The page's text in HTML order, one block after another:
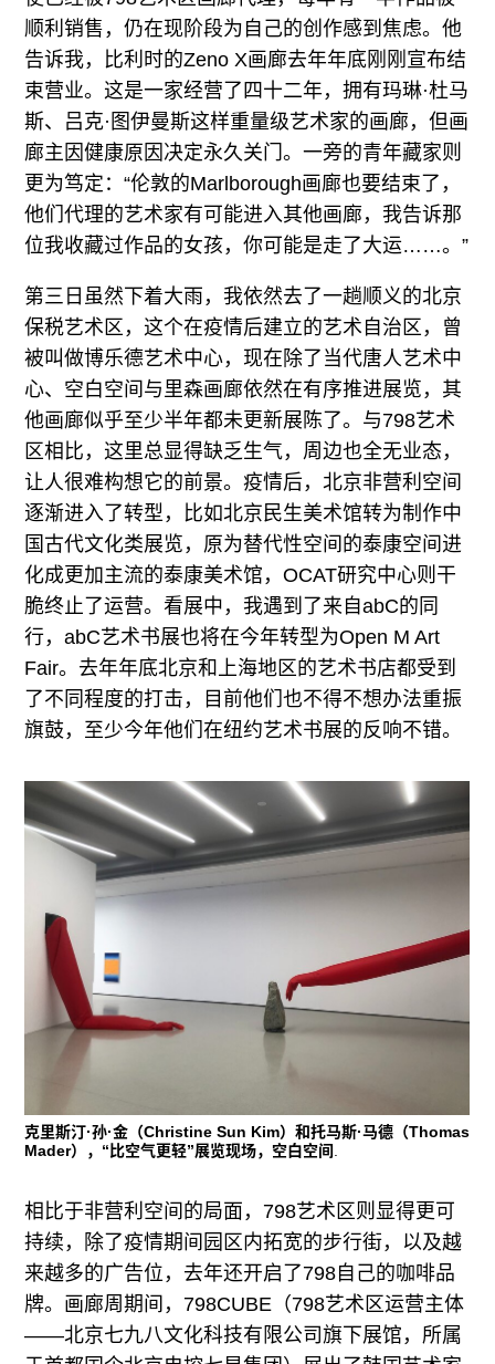
顺利销售，仍在现阶段为自己的创作感到焦虑。他
告诉我，比利时的Zeno X画廊去年年底刚刚宣布结
束营业。这是一家经营了四十二年，拥有玛琳·杜马
斯、吕克·图伊曼斯这样重量级艺术家的画廊，但画
廊主因健康原因决定永久关门。一旁的青年藏家则
更为笃定：“伦敦的Marlborough画廊也要结束了，
他们代理的艺术家有可能进入其他画廊，我告诉那
位我收藏过作品的女孩，你可能是走了大运……。”
第三日虽然下着大雨，我依然去了一趟顺义的北京
保税艺术区，这个在疫情后建立的艺术自治区，曾
被叫做博乐德艺术中心，现在除了当代唐人艺术中
心、空白空间与里森画廊依然在有序推进展览，其
他画廊似乎至少半年都未更新展陈了。与798艺术
区相比，这里总显得缺乏生气，周边也全无业态，
让人很难构想它的前景。疫情后，北京非营利空间
逐渐进入了转型，比如北京民生美术馆转为制作中
国古代文化类展览，原为替代性空间的泰康空间进
化成更加主流的泰康美术馆，OCAT研究中心则干
脆终止了运营。看展中，我遇到了来自abC的同
行，abC艺术书展也将在今年转型为Open M Art
Fair。去年年底北京和上海地区的艺术书店都受到
了不同程度的打击，目前他们也不得不想办法重振
旗鼓，至少今年他们在纽约艺术书展的反响不错。
克里斯汀·孙·金（Christine Sun Kim）和托马斯·马德（Thomas
Mader），“比空气更轻”展览现场，空白空间
相比于非营利空间的局面，798艺术区则显得更可
持续，除了疫情期间园区内拓宽的步行街，以及越
来越多的广告位，去年还开启了798自己的咖啡品
牌。画廊周期间，798CUBE（798艺术区运营主体
——北京七九八文化科技有限公司旗下展馆，所属